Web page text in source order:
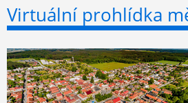
Virtuální prohlídka